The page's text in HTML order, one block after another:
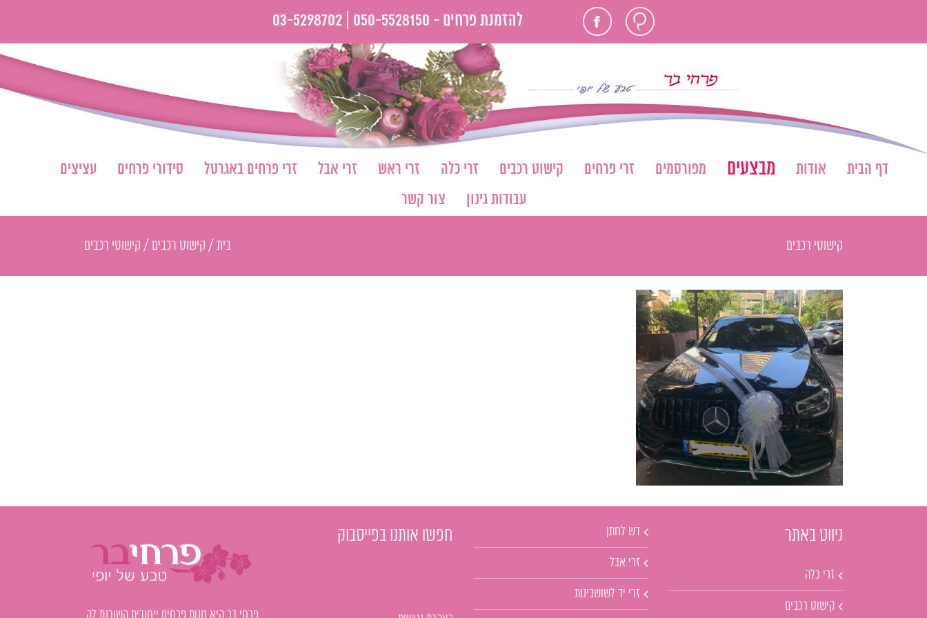
חוות
דעת
פייסבוק להזמנת פרחים - 050-5528150 |
03-5298702
דף הבית אודות מבצעים מפורסמים זרי פרחים קישוט רכבים זרי כלה זרי ראש זרי אבל זרי פרחים באגרטל סידורי פרחים
עציצים
עבודות גינון
צור קשר
קישוטי רכבים בית / קישוט רכבים / קישוטי רכבים
ניווט באתר
זרי כלה
קישוט רכבים
דש לחתן
זרי אבל
זרי יד לשושבינות
חפשו אותנו בפייסבוק